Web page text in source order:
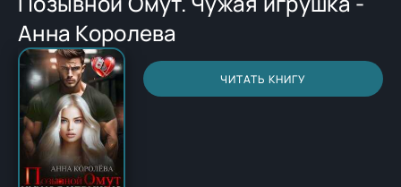
Анна Королева
ЧИТАТЬ КНИГУ